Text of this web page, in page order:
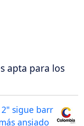
apta para los